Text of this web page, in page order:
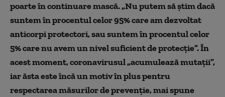
poarte în continuare mască. „Nu putem să știm dacă
suntem în procentul celor 95% care am dezvoltat
anticorpi protectori, sau suntem în procentul celor
5% care nu avem un nivel suficient de protecție”. În
acest moment, coronavirusul „acumulează mutații”,
iar ăsta este încă un motiv în plus pentru
respectarea măsurilor de prevenție, mai spune